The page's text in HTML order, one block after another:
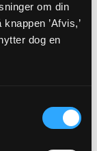
om din
’Afvis,’
dog en
12:00